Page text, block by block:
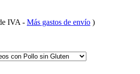
IVA - Más gastos de envío )